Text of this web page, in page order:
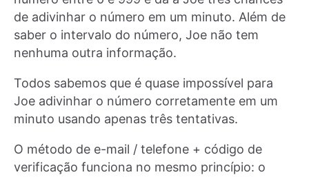
de adivinhar o número em um minuto. Além de
saber o intervalo do número, Joe não tem
nenhuma outra informação.
Todos sabemos que é quase impossível para
Joe adivinhar o número corretamente em um
minuto usando apenas três tentativas.
O método de e-mail / telefone + código de
verificação funciona no mesmo princípio: o